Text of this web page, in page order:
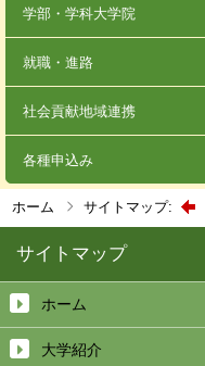
学部・学科大学院
就職・進路
社会貢献地域連携
各種申込み
ホーム サイトマップ:
サイトマップ
ホーム
大学紹介